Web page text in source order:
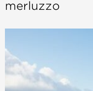
merluzzo